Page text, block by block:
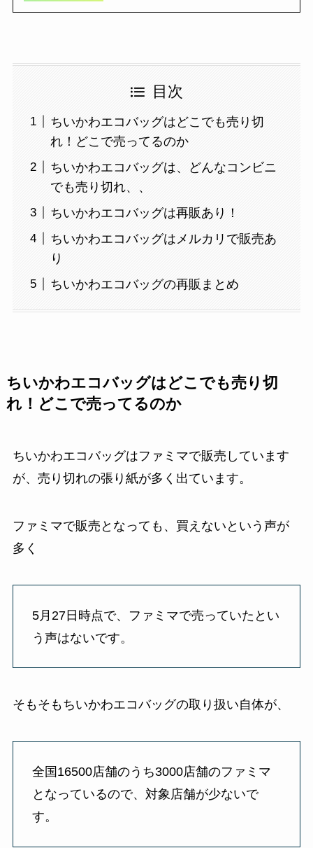
目次
ちいかわエコバッグはどこでも売り切
れ！どこで売ってるのか
ちいかわエコバッグは、どんなコンビニ
でも売り切れ、、
ちいかわエコバッグは再販あり！
ちいかわエコバッグはメルカリで販売あ
り
ちいかわエコバッグの再販まとめ
ちいかわエコバッグはどこでも売り切
れ！どこで売ってるのか
ちいかわエコバッグはファミマで販売しています
が、売り切れの張り紙が多く出ています。
ファミマで販売となっても、買えないという声が
多く
5月27日時点で、ファミマで売っていたとい
う声はないです。
そもそもちいかわエコバッグの取り扱い自体が、
全国16500店舗のうち3000店舗のファミマ
となっているので、対象店舗が少ないで
す。